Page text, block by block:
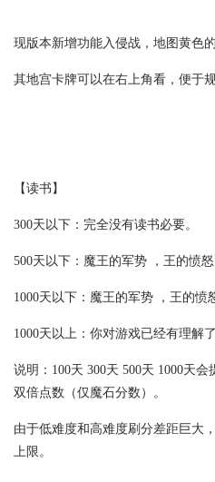
现版本新增功能入侵战，地图黄色的
其地宫卡牌可以在右上角看，便于规
【读书】
300天以下：完全没有读书必要。
500天以下：魔王的军势 ，王的愤怒
1000天以下：魔王的军势 ，王的愤
1000天以上：你对游戏已经有理解
说明：100天 300天 500天 1000天
双倍点数（仅魔石分数）。
由于低难度和高难度刷分差距巨大
上限。